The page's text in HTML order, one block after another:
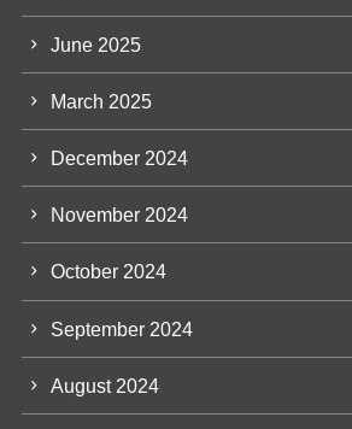
June 2025
March 2025
December 2024
November 2024
October 2024
September 2024
August 2024